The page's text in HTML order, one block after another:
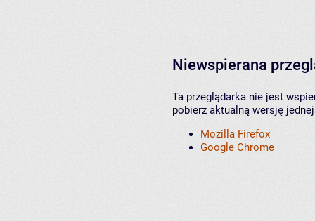
Niewspierana
Ta przeglądarka nie jest
pobierz aktualną wersję
Mozilla Firefox
Google Chrome